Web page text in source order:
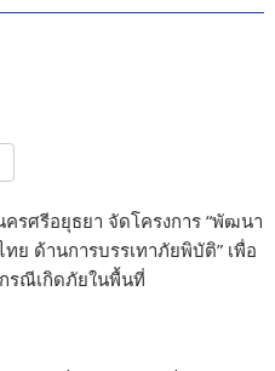
รศรีอยุธยา จัดโครงการ “พัฒนา
ย ด้านการบรรเทาภัยพิบัติ” เพื่อ
รณีเกิดภัยในพื้นที่